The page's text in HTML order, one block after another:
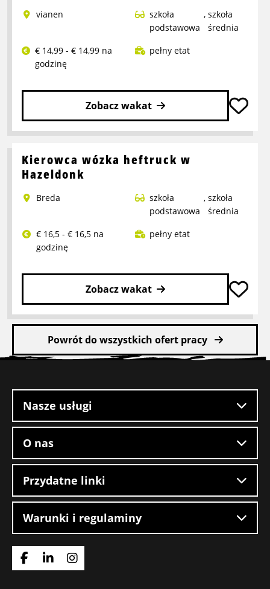
produkcji
vianen
szkoła
podstawowa
, szkoła
średnia
€ 14,99 - € 14,99 na
godzinę
pełny etat
Zobacz wakat
Przeczytaj
o
Pracownik
Kierowca wózka heftruck w
Hazeldonk
Breda
szkoła
podstawowa
, szkoła
średnia
€ 16,5 - € 16,5 na
godzinę
pełny etat
Zobacz wakat
Przeczytaj
więcej
Kierowca
Hazeldonk
Powrót do wszystkich ofert pracy
witryny
Nasze usługi
O nas
Przydatne linki
Warunki i regulaminy
Idź
Idź
Idź